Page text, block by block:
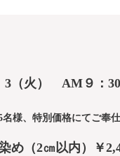
3（火） AM９：
様、特別価格にてご奉
染め（2㎝以内）